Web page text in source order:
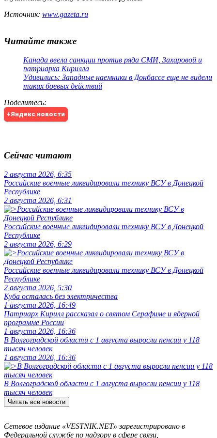
Источник: www.gazeta.ru
Читайте также
Канада ввела санкции против ряда СМИ, Захаровой и
патриарха Кирилла
Удивились: Западные наемники в Донбассе еще не видели
таких боевых действий
Поделитесь:
+Яндекс новости
Сейчас читают
2 августа 2026, 6:35
Российские военные ликвидировали технику ВСУ в Донецкой
Республике
2 августа 2026, 6:31
Российские военные ликвидировали технику ВСУ в Донецкой
Республике
2 августа 2026, 6:29
Российские военные ликвидировали технику ВСУ в Донецкой
Республике
2 августа 2026, 5:30
Куба осталась без электричества
1 августа 2026, 16:49
Патриарх Кирилл рассказал о святом Серафиме и ядерной
программе России
1 августа 2026, 16:36
В Волгоградской области с 1 августа выросли пенсии у 118
тысяч человек
1 августа 2026, 16:36
В Волгоградской области с 1 августа выросли пенсии у 118
тысяч человек
Читать все новости
Сетевое издание «VESTNIK.NET» зарегистрировано в
Федеральной службе по надзору в сфере связи,